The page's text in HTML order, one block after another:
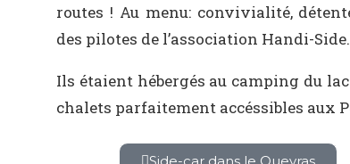
routes ! Au menu: convivialité,
des pilotes de l’association Handi-Side.
Ils étaient hébergés au camping du
chalets parfaitement accéssibles aux
Side-car dans le Queyras